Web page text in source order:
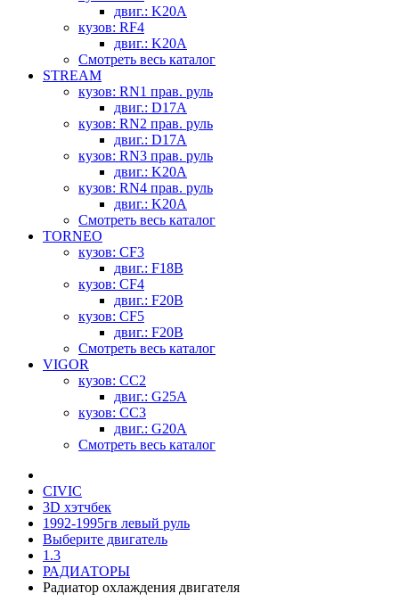
двиг.: K20A
кузов: RF4
двиг.: K20A
Смотреть весь каталог
STREAM
кузов: RN1 прав. руль
двиг.: D17A
кузов: RN2 прав. руль
двиг.: D17A
кузов: RN3 прав. руль
двиг.: K20A
кузов: RN4 прав. руль
двиг.: K20A
Смотреть весь каталог
TORNEO
кузов: CF3
двиг.: F18B
кузов: CF4
двиг.: F20B
кузов: CF5
двиг.: F20B
Смотреть весь каталог
VIGOR
кузов: CC2
двиг.: G25A
кузов: CC3
двиг.: G20A
Смотреть весь каталог
CIVIC
3D хэтчбек
1992-1995гв левый руль
Выберите двигатель
1.3
РАДИАТОРЫ
Радиатор охлаждения двигателя